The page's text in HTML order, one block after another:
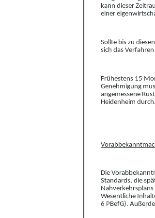
kann dieser
einer
Sollte bis zu diesen
sich das
Frühestens 15
Genehmigung
angemessene
Heidenheim
Die
Standards, die
Nah
Wesentliche
6 PBefG).